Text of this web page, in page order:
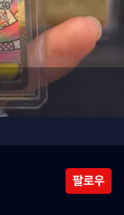
팔로우